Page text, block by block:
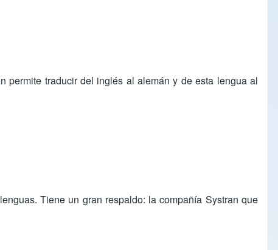
permite traducir del inglés al alemán y de esta lengua al
Tiene un gran respaldo: la compañía Systran que